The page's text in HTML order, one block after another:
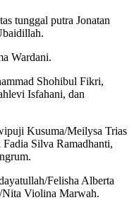
tunggal putra Jonatan
Wardani.
Shohibul Fikri,
Isfahani, dan
Kusuma/Meilysa Trias
Silva Ramadhanti,
Felisha Alberta
Nita Violina Marwah.